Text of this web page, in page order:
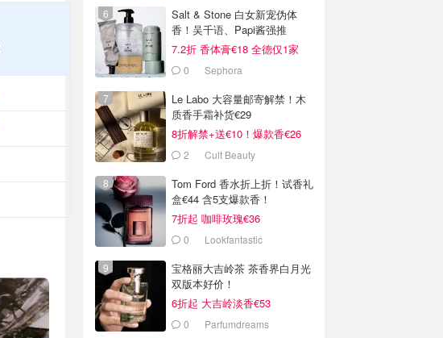
Salt & Stone 白女新宠伪体
香！吴千语、Papi酱强推
7.2折 香体膏€18 全德仅1家
0 Sephora
Le Labo 大容量邮寄解禁！木
质香手霜补货€29
8折解禁+送€10！爆款香€26
2 Cult Beauty
Tom Ford 香水折上折！试香礼
盒€44 含5支爆款香！
7折起 咖啡玫瑰€36
0 Lookfantastic
宝格丽大吉岭茶 茶香界白月光
双版本好价！
6折起 大吉岭淡香€53
0 Parfumdreams